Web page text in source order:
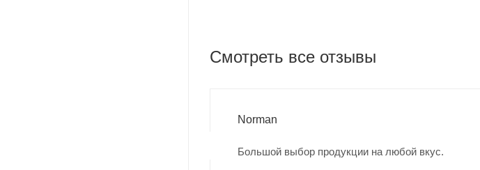
Смотреть все отзывы
Norman
Большой выбор продукции на любой вкус.